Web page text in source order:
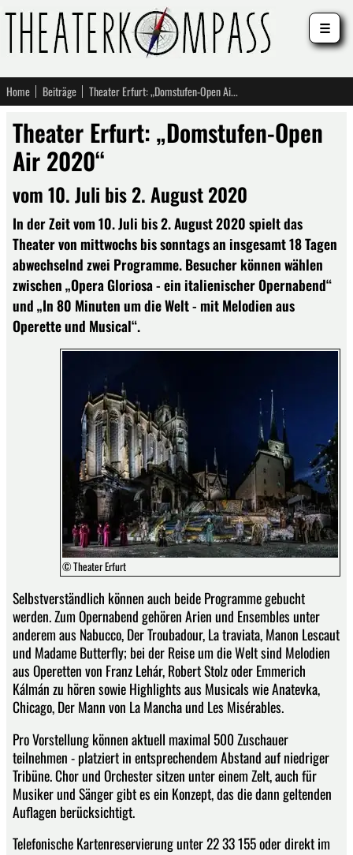
Home Beiträge Theater Erfurt: „Domstufen-Open Air 2020“
Theater Erfurt: „Domstufen-Open
Air 2020“
vom 10. Juli bis 2. August 2020
In der Zeit vom 10. Juli bis 2. August 2020 spielt das
Theater von mittwochs bis sonntags an insgesamt 18 Tagen
abwechselnd zwei Programme. Besucher können wählen
zwischen „Opera Gloriosa - ein italienischer Opernabend“
und „In 80 Minuten um die Welt - mit Melodien aus
Operette und Musical“.
© Theater Erfurt
Selbstverständlich können auch beide Programme gebucht
werden. Zum Opernabend gehören Arien und Ensembles unter
anderem aus Nabucco, Der Troubadour, La traviata, Manon Lescaut
und Madame Butterfly; bei der Reise um die Welt sind Melodien
aus Operetten von Franz Lehár, Robert Stolz oder Emmerich
Kálmán zu hören sowie Highlights aus Musicals wie Anatevka,
Chicago, Der Mann von La Mancha und Les Misérables.
Pro Vorstellung können aktuell maximal 500 Zuschauer
teilnehmen - platziert in entsprechendem Abstand auf niedriger
Tribüne. Chor und Orchester sitzen unter einem Zelt, auch für
Musiker und Sänger gibt es ein Konzept, das die dann geltenden
Auflagen berücksichtigt.
Telefonische Kartenreservierung unter 22 33 155 oder direkt im
☰